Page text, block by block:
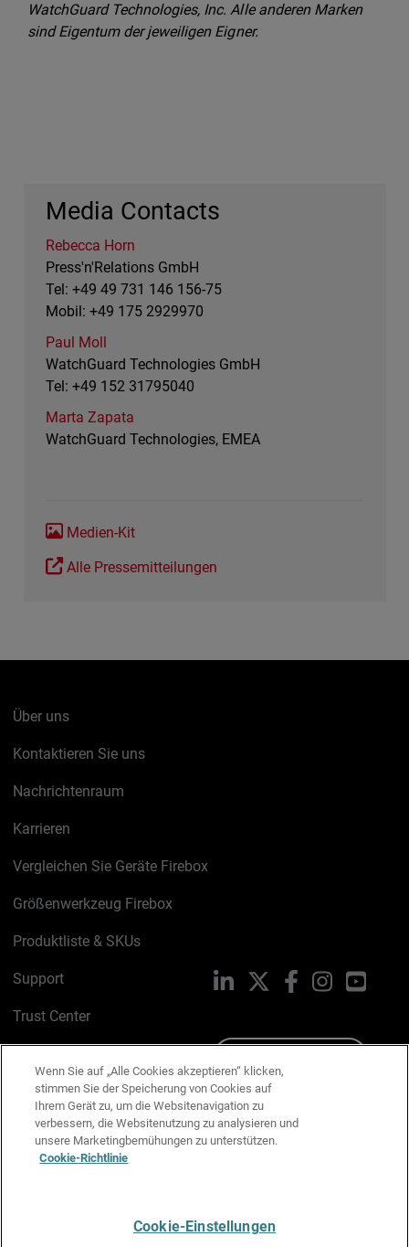
WatchGuard Technologies, Inc. Alle anderen Marken
sind Eigentum der jeweiligen Eigner.
Media Contacts
Rebecca Horn
Press'n'Relations GmbH
Tel: +49 49 731 146 156-75
Mobil: +49 175 2929970
Paul Moll
WatchGuard Technologies GmbH
Tel: +49 152 31795040
Marta Zapata
WatchGuard Technologies, EMEA
Medien-Kit
Alle Pressemitteilungen
Über uns
Kontaktieren Sie uns
Nachrichtenraum
Karrieren
Vergleichen Sie Geräte Firebox
Größenwerkzeug Firebox
Produktliste & SKUs
Support
Trust Center
Cookie-Richtlinie
Datenschutzrichtlinie
Media & Brand Kit
LinkedIn FacebookInstagram
Wenn Sie auf „Alle Cookies akzeptieren“ klicken,
stimmen Sie der Speicherung von Cookies auf
Ihrem Gerät zu, um die Websitenavigation zu
verbessern, die Websitenutzung zu analysieren und
unsere Marketingbemühungen zu unterstützen.
Cookie-Richtlinie
Cookie-Einstellungen